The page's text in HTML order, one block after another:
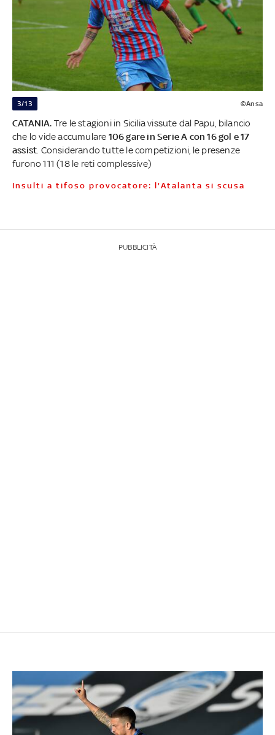
3/13 ©Ansa
CATANIA. Tre le stagioni in Sicilia vissute dal Papu, bilancio
che lo vide accumulare 106 gare in Serie A con 16 gol e 17
assist . Considerando tutte le competizioni, le presenze
furono 111 (18 le reti complessive)
Insulti a tifoso provocatore: l'Atalanta si scusa
PUBBLICITÀ